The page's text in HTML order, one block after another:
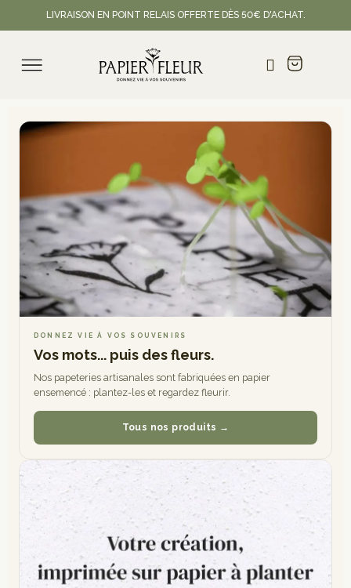
LIVRAISON EN POINT RELAIS OFFERTE DÈS 50€ D'ACHAT.
DONNEZ VIE À VOS SOUVENIRS
Vos mots... puis des fleurs.
Nos papeteries artisanales sont fabriquées en papier
ensemencé : plantez-les et regardez fleurir.
Tous nos produits →